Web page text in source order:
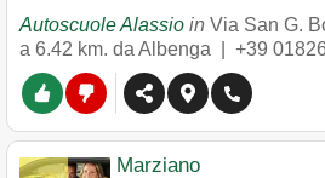
Autoscuole Alassio in Via San G.
a 6.42 km. da Albenga | +39
Marziano